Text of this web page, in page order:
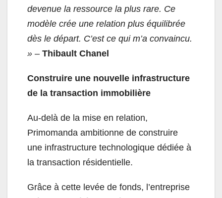
devenue la ressource la plus rare. Ce
modèle crée une relation plus équilibrée
dès le départ. C’est ce qui m’a convaincu.
» – Thibault Chanel
Construire une nouvelle infrastructure
de la transaction immobilière
Au-delà de la mise en relation,
Primomanda ambitionne de construire
une infrastructure technologique dédiée à
la transaction résidentielle.
Grâce à cette levée de fonds, l’entreprise